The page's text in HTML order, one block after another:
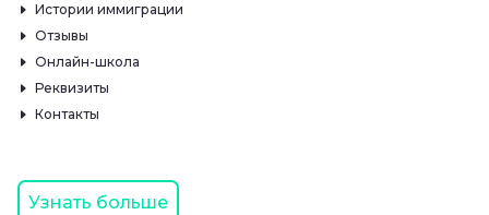
Истории иммиграции
Отзывы
Онлайн-школа
Реквизиты
Контакты
Узнать больше